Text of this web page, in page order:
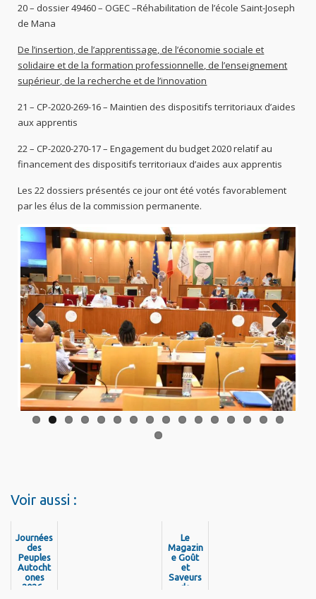
20 – dossier 49460 – OGEC –Réhabilitation de l’école Saint-Joseph
de Mana
De l’insertion, de l’apprentissage, de l’économie sociale et
solidaire et de la formation professionnelle, de l’enseignement
supérieur, de la recherche et de l’innovation
21 – CP-2020-269-16 – Maintien des dispositifs territoriaux d’aides
aux apprentis
22 – CP-2020-270-17 – Engagement du budget 2020 relatif au
financement des dispositifs territoriaux d’aides aux apprentis
Les 22 dossiers présentés ce jour ont été votés favorablement
par les élus de la commission permanente.
Previo
Next
Voir aussi :
Journées
des
Peuples
Autocht
ones
2026 -
Le
Magazin
e Goût
et
Saveurs
de